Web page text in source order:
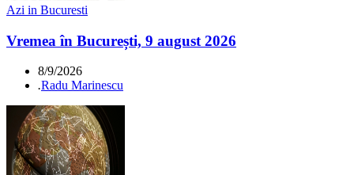
Azi in Bucuresti
Vremea în București, 9 august 2026
8/9/2026
.Radu Marinescu